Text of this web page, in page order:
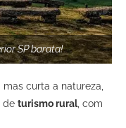
SP barata!
curta a natureza,
de turismo rural, com